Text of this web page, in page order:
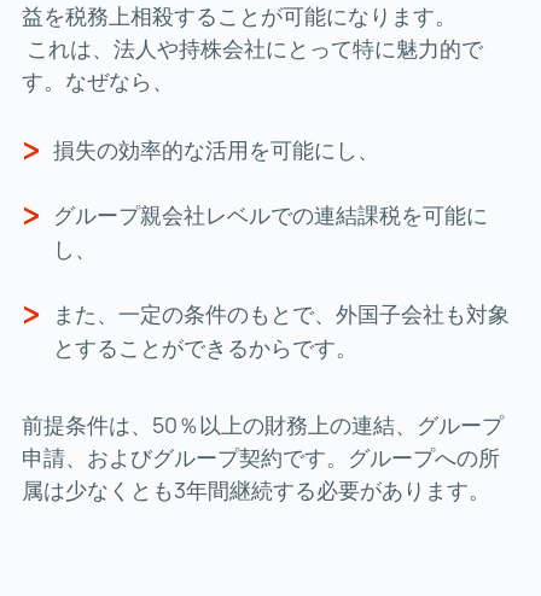
益を税務上相殺することが可能になります。
これは、法人や持株会社にとって特に魅力的で
す。なぜなら、
損失の効率的な活用を可能にし、
グループ親会社レベルでの連結課税を可能に
し、
また、一定の条件のもとで、外国子会社も対象
とすることができるからです。
前提条件は、50％以上の財務上の連結、グループ
申請、およびグループ契約です。グループへの所
属は少なくとも3年間継続する必要があります。